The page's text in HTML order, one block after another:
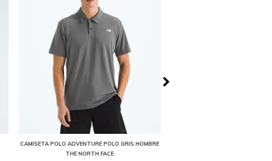
CAMISETA POLO ADVENTURE POLO GRIS HOMBRE
THE NORTH FACE